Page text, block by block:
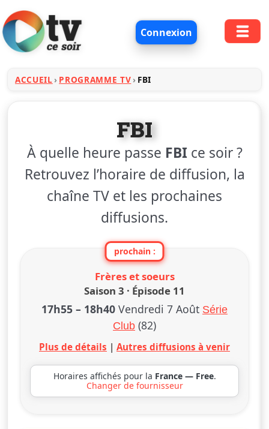
Connexion
ACCUEIL PROGRAMME TV FBI
FBI
À quelle heure passe FBIce soir ?
Retrouvez l’horaire de diffusion, la
chaîne TV et les prochaines
diffusions.
prochain :
Frères et soeurs
Saison 3 · Épisode 11
17h55 – 18h40 Vendredi 7 Août Série
Club (82)
Plus de détails | Autres diffusions à venir
Horaires affichés pour la France — Free.
Changer de fournisseur